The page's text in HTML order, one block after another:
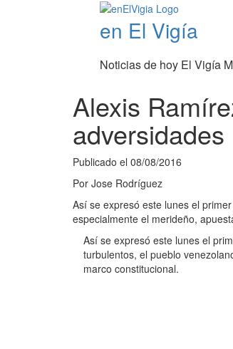
en El Vigía
Noticias de hoy El Vigía
Alexis
adversidades
Publicado el 08/08/2016
Por Jose Rodríguez
Así se expresó este lunes el
especialmente el merideño,
Así se expresó este lunes el
turbulentos, el pueblo
marco constitucional.